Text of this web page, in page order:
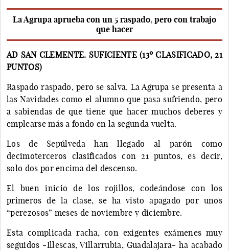
La Agrupa aprueba con un 5 raspado, pero con trabajo
que hacer
AD SAN CLEMENTE. SUFICIENTE (13º CLASIFICADO, 21
PUNTOS)
Raspado raspado, pero se salva. La Agrupa se presenta a
las Navidades como el alumno que pasa sufriendo, pero
a sabiendas de que tiene que hacer muchos deberes y
emplearse más a fondo en la segunda vuelta.
Los de Sepúlveda han llegado al parón como
decimoterceros clasificados con 21 puntos, es decir,
solo dos por encima del descenso.
El buen inicio de los rojillos, codeándose con los
primeros de la clase, se ha visto apagado por unos
“perezosos” meses de noviembre y diciembre.
Esta complicada racha, con exigentes exámenes muy
seguidos -Illescas, Villarrubia, Guadalajara- ha acabado